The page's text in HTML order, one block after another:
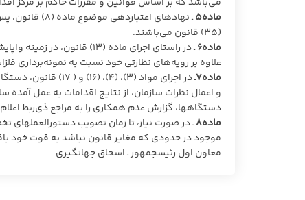
ماده۵
(۳۵) قانون می­‌باشند.
ماده۶
ـ در راستای اجرای ماده
علاوه بر رویه‌های نظارتی خود نسبت به نمونه‌برداری
ماده۷ـ
در اجرای مواد
و اعمال نظرات سازمان، از نتایج اقدامات به عمل
دستگاه­ها، گزارش عدم همکاری را به مراجع ذی‌ربط
ماده۸ ـ در صورت نیاز، تا زمان تصویب
موجود در حدودی که مغایر قانون نباشد به قوت خود
معاون اول رئیس‎جمهور ـ اسحاق جهانگیری